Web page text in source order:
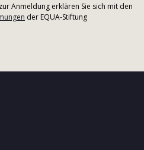
Anmeldung erklären Sie sich mit den
der EQUA-Stiftung